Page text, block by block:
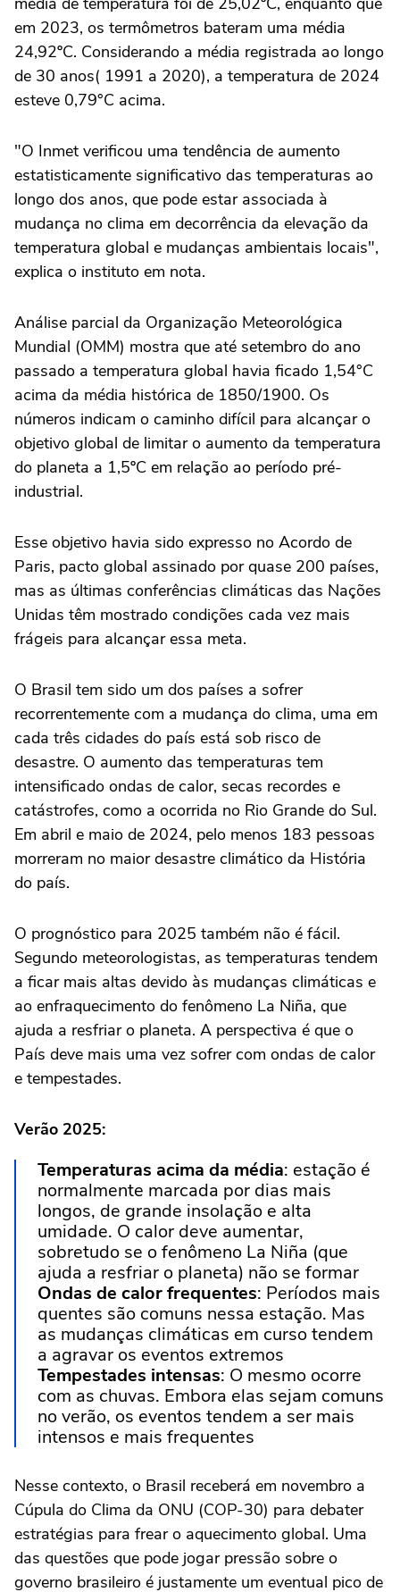
em 2023, os termômetros bateram uma média
24,92ºC. Considerando a média registrada ao longo
de 30 anos( 1991 a 2020), a temperatura de 2024
esteve 0,79°C acima.
"O Inmet verificou uma tendência de aumento
estatisticamente significativo das temperaturas ao
longo dos anos, que pode estar associada à
mudança no clima em decorrência da elevação da
temperatura global e mudanças ambientais locais",
explica o instituto em nota.
Análise parcial da Organização Meteorológica
Mundial (OMM) mostra que até setembro do ano
passado a temperatura global havia ficado 1,54°C
acima da média histórica de 1850/1900. Os
números indicam o caminho difícil para alcançar o
objetivo global de limitar o aumento da temperatura
do planeta a 1,5ºC em relação ao período pré-
industrial.
Esse objetivo havia sido expresso no Acordo de
Paris, pacto global assinado por quase 200 países,
mas as últimas conferências climáticas das Nações
Unidas têm mostrado condições cada vez mais
frágeis para alcançar essa meta.
O Brasil tem sido um dos países a sofrer
recorrentemente com a mudança do clima, uma em
cada três cidades do país está sob risco de
desastre. O aumento das temperaturas tem
intensificado ondas de calor, secas recordes e
catástrofes, como a ocorrida no Rio Grande do Sul.
Em abril e maio de 2024, pelo menos 183 pessoas
morreram no maior desastre climático da História
do país.
O prognóstico para 2025 também não é fácil.
Segundo meteorologistas, as temperaturas tendem
a ficar mais altas devido às mudanças climáticas e
ao enfraquecimento do fenômeno La Niña, que
ajuda a resfriar o planeta. A perspectiva é que o
País deve mais uma vez sofrer com ondas de calor
e tempestades.
Verão 2025:
Temperaturas acima da média: estação é
normalmente marcada por dias mais
longos, de grande insolação e alta
umidade. O calor deve aumentar,
sobretudo se o fenômeno La Niña (que
ajuda a resfriar o planeta) não se formar
Ondas de calor frequentes: Períodos mais
quentes são comuns nessa estação. Mas
as mudanças climáticas em curso tendem
a agravar os eventos extremos
Tempestades intensas: O mesmo ocorre
com as chuvas. Embora elas sejam comuns
no verão, os eventos tendem a ser mais
intensos e mais frequentes
Nesse contexto, o Brasil receberá em novembro a
Cúpula do Clima da ONU (COP-30) para debater
estratégias para frear o aquecimento global. Uma
das questões que pode jogar pressão sobre o
governo brasileiro é justamente um eventual pico de